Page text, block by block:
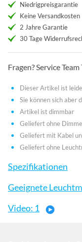
Niedrigpreisgarantie
Keine Versandkosten
2 Jahre Garantie
30 Tage
Fragen? Service
Dieser Artikel ist
Sie können sich aber
Artikel ist dimmbar
Geliefert ohne
Geliefert mit Kabel
Geliefert ohne
Spezifikationen
Geeignete
Video: 1